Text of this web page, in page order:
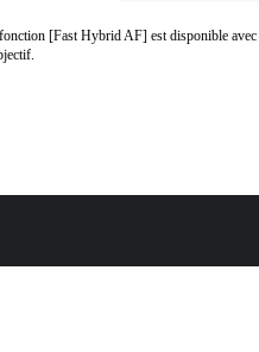
[Fast Hybrid AF] est disponible